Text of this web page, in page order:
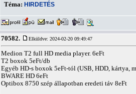
Téma: HIRDETÉS
70582. Elküldve: 2024-02-20 09:49:47
Medion T2 full HD media player. 6eFt
T2 boxok 5eFt/db
Egyéb HD-s boxok 5eFt-tól (USB, HDD, kártya,
BWARE HD 6eFt
Optibox 8750 szép állapotban eredeti táv 8eFt